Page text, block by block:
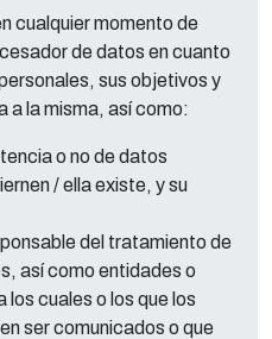
cualquier momento de
de datos en cuanto
sus objetivos y
a la misma, así como:
o no de datos
/ ella existe, y su
del tratamiento de
así como entidades o
cuales o los que los
ser comunicados o que